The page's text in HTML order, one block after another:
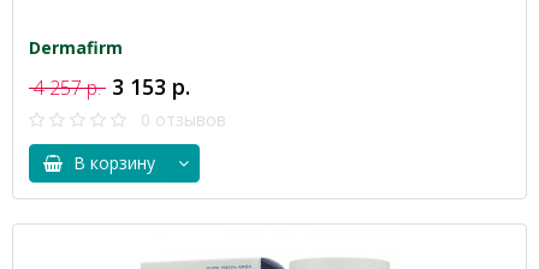
Dermafirm
4 257 р. 3 153 р.
0 отзывов
В корзину